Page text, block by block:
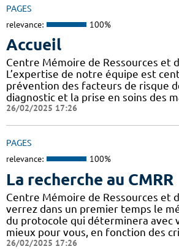
PAGES
relevance: 100%
Accueil
Centre Mémoire de Ressources et
L’expertise de notre équipe est
prévention des facteurs de risque
diagnostic et la prise en soins des
26/02/2025 17:26
PAGES
relevance: 100%
La recherche au CMRR
Centre Mémoire de Ressources et
verrez dans un premier temps le
du protocole qui déterminera avec
mieux pour vous, en fonction des
26/02/2025 17:26